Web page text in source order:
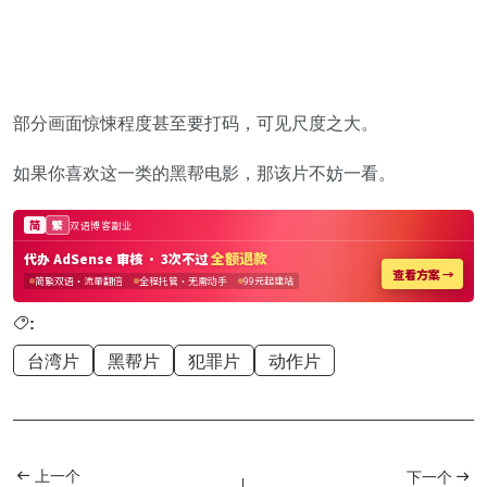
部分画面惊悚程度甚至要打码，可见尺度之大。
如果你喜欢这一类的黑帮电影，那该片不妨一看。
:
台湾片 黑帮片 犯罪片 动作片
上一个 下一个